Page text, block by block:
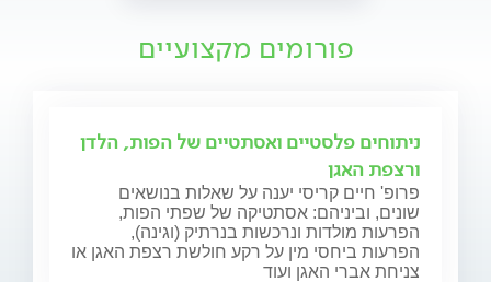
פורומים מקצועיים
ניתוחים פלסטיים ואסתטיים של הפות, הלדן
ורצפת האגן
פרופ' חיים קריסי יענה על שאלות בנושאים
שונים, וביניהם: אסתטיקה של שפתי הפות,
הפרעות מולדות ונרכשות בנרתיק (וגינה),
הפרעות ביחסי מין על רקע חולשת רצפת האגן או
צניחת אברי האגן ועוד